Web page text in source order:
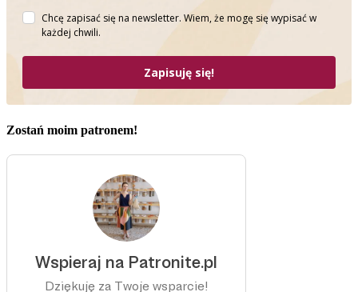
Chcę zapisać się na newsletter. Wiem, że mogę się wypisać w
każdej chwili.
Zapisuję się!
Zostań moim patronem!